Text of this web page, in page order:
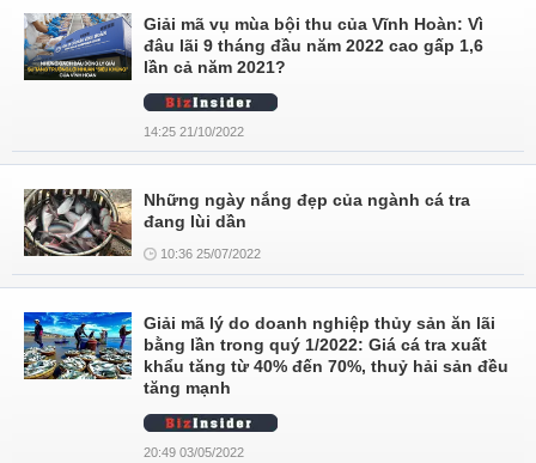
Giải mã vụ mùa bội thu của Vĩnh Hoàn: Vì
đâu lãi 9 tháng đầu năm 2022 cao gấp 1,6
lần cả năm 2021?
14:25 21/10/2022
Những ngày nắng đẹp của ngành cá tra
đang lùi dần
10:36 25/07/2022
Giải mã lý do doanh nghiệp thủy sản ăn lãi
bằng lần trong quý 1/2022: Giá cá tra xuất
khẩu tăng từ 40% đến 70%, thuỷ hải sản đều
tăng mạnh
20:49 03/05/2022